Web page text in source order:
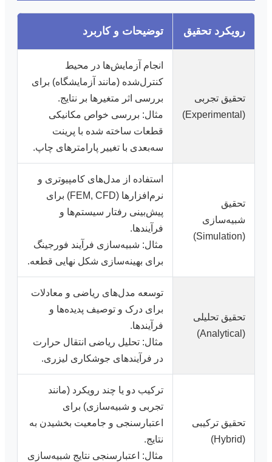
رویکرد تحقیق توضیحات و کاربرد
تحقیق تجربی
(Experimental)
انجام آزمایش‌ها در محیط
کنترل‌شده (مانند آزمایشگاه) برای
بررسی اثر متغیرها بر نتایج.
مثال: بررسی خواص مکانیکی
قطعات ساخته شده با پرینت
سه‌بعدی با تغییر پارامترهای چاپ.
تحقیق
شبیه‌سازی
(Simulation)
استفاده از مدل‌های کامپیوتری و
نرم‌افزارها (FEM, CFD) برای
پیش‌بینی رفتار سیستم‌ها و
فرآیندها.
مثال: شبیه‌سازی فرآیند فورجینگ
برای بهینه‌سازی شکل نهایی قطعه.
تحقیق تحلیلی
(Analytical)
توسعه مدل‌های ریاضی و معادلات
برای درک و توصیف پدیده‌ها و
فرآیندها.
مثال: تحلیل ریاضی انتقال حرارت
در فرآیندهای جوشکاری لیزری.
تحقیق ترکیبی
(Hybrid)
ترکیب دو یا چند رویکرد (مانند
تجربی و شبیه‌سازی) برای
اعتبارسنجی و جامعیت بخشیدن به
نتایج.
مثال: اعتبارسنجی نتایج شبیه‌سازی